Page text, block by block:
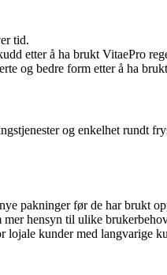
tid.
etter å ha brukt VitaePro
og bedre form etter å ha
og enkelhet rundt
pakninger før de har brukt
hensyn til ulike
lojale kunder med langvarige